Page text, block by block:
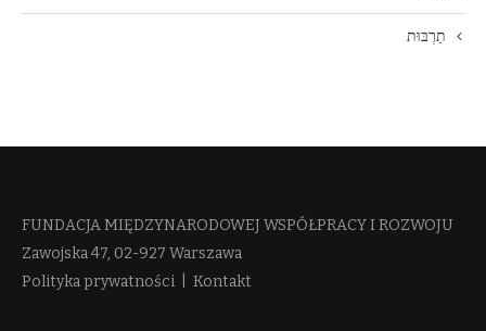
תַרְבּוּת
FUNDACJA MIĘDZYNARODOWEJ WSPÓŁPRACY I ROZWOJU​
Zawojska 47, 02-927 Warszawa
Polityka prywatności
Kontakt